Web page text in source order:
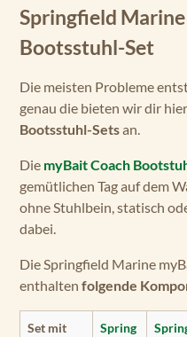
Springfield
Bootsstuhl-Set
Die meisten Probleme
genau die bieten wir dir
Bootsstuhl-Setsan.
Die myBait Coach
gemütlichen Tag auf dem
ohne Stuhlbein, statisch
dabei.
Die Springfield Marine
enthalten folgende
Set mit
Spring